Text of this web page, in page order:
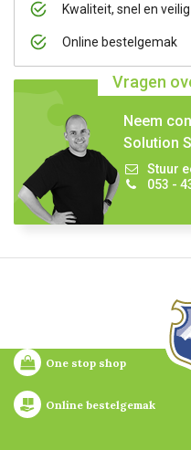
Kwaliteit, snel en
Online bestelgemak
Vragen
Neem
Solution
Stuur
053 -
One stop shop
Online bestelgemak